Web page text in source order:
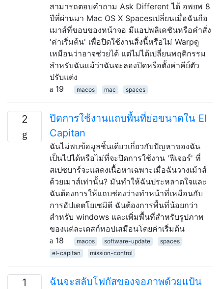
สามารถตอบคำถาม Ask Different ได้ อพยพ 8
ปีที่ผ่านมา Mac OS X Spacesเปลี่ยนเมื่อฉันถือ
เมาส์ที่ขอบของหน้าจอ มีแอปพลิเคชันหรือคำสั่ง
'ค่าเริ่มต้น' เพื่อปิดใช้งานสิ่งนี้หรือไม่ Warpดู
เหมือนว่าอาจช่วยได้ แต่ไม่ได้เปลี่ยนพฤติกรรม
สำหรับฉันแม้ว่าฉันจะลองปิดหรือตั้งค่าคีย์ตัว
ปรับแต่ง
19
macos mac spaces
2
ปิดการใช้งานแถบพื้นที่ย่อขนาดใน El
Capitan
ฉันไม่พบข้อมูลชิ้นเดียวเกี่ยวกับปัญหาของฉัน
เป็นไปได้หรือไม่ที่จะปิดการใช้งาน 'ฟีเจอร์' ที่
สเปซบาร์จะแสดงเนื้อหาเฉพาะเมื่อฉันวางเม้าส์
ด้วยเมาส์เท่านั้น? มันทำให้ฉันประหลาดใจและ
ฉันต้องการให้แถบช่องว่างทำหน้าที่เหมือนกับ
การอัปเดตโยเซมิตี ฉันต้องการพื้นที่น้อยกว่า
สำหรับ windows และเพิ่มพื้นที่สำหรับรูปภาพ
ของแต่ละเดสก์ทอปเสมือนโดยค่าเริ่มต้น
18
macos software-update
spaces
el-capitan
mission-control
1
ฉันจะสลับโฟกัสของจอภาพด้วยแป้น